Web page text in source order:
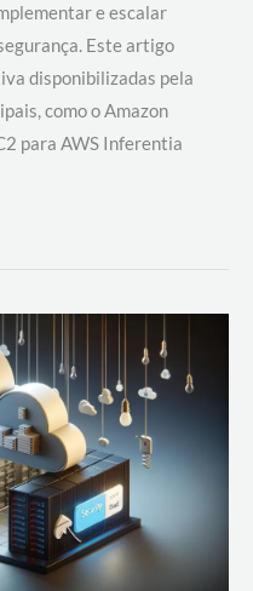
e escalar
Este artigo
disponibilizadas pela
como o Amazon
para AWS Inferentia